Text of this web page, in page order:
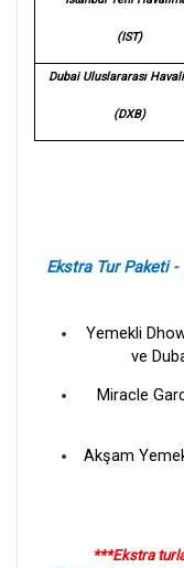
(IST)
Dubai Uluslararası
(DXB)
Ekstra Tur Paketi
Yemekli
ve
Miracle
Akşam
***Ekstra